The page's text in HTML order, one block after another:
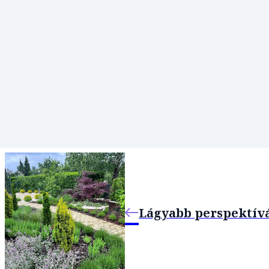
Lágyabb